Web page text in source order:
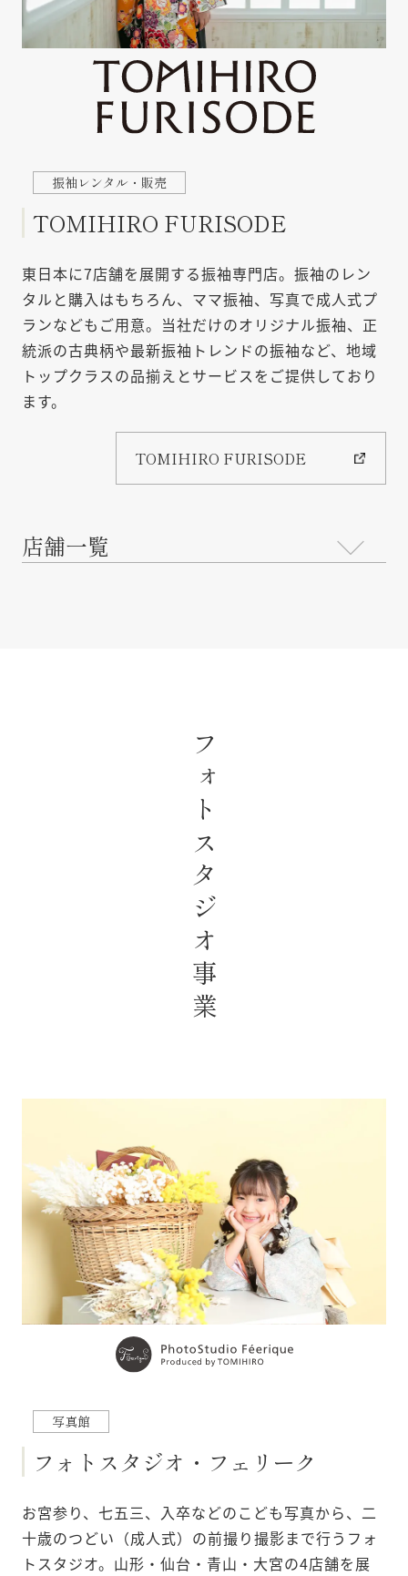
TOMIHIRO FURISODE
東日本に7店舗を展開する振袖専門店。振袖のレン
タルと購入はもちろん、ママ振袖、写真で成人式プ
ランなどもご用意。当社だけのオリジナル振袖、正
統派の古典柄や最新振袖トレンドの振袖など、地域
トップクラスの品揃えとサービスをご提供しており
ます。
TOMIHIRO FURISODE
店舗一覧
フォトスタジオ事業
フォトスタジオ・フェリーク
お宮参り、七五三、入卒などのこども写真から、二
十歳のつどい（成人式）の前撮り撮影まで⾏うフォ
トスタジオ。⼭形・仙台・⻘⼭・大宮の4店舗を展